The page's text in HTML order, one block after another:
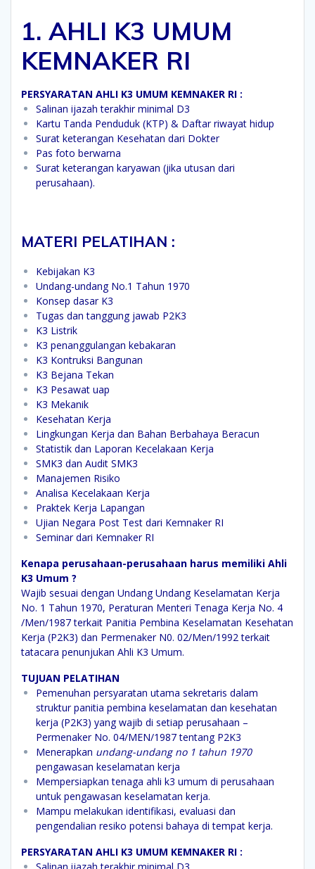
1. AHLI K3 UMUM
KEMNAKER RI
PERSYARATAN AHLI K3 UMUM KEMNAKER RI :
Salinan ijazah terakhir minimal D3
Kartu Tanda Penduduk (KTP) & Daftar riwayat hidup
Surat keterangan Kesehatan dari Dokter
Pas foto berwarna
Surat keterangan karyawan (jika utusan dari
perusahaan).
MATERI PELATIHAN :
Kebijakan K3
Undang-undang No.1 Tahun 1970
Konsep dasar K3
Tugas dan tanggung jawab P2K3
K3 Listrik
K3 penanggulangan kebakaran
K3 Kontruksi Bangunan
K3 Bejana Tekan
K3 Pesawat uap
K3 Mekanik
Kesehatan Kerja
Lingkungan Kerja dan Bahan Berbahaya Beracun
Statistik dan Laporan Kecelakaan Kerja
SMK3 dan Audit SMK3
Manajemen Risiko
Analisa Kecelakaan Kerja
Praktek Kerja Lapangan
Ujian Negara Post Test dari Kemnaker RI
Seminar dari Kemnaker RI
Kenapa perusahaan-perusahaan harus memiliki Ahli
K3 Umum ?
Wajib sesuai dengan Undang Undang Keselamatan Kerja
No. 1 Tahun 1970, Peraturan Menteri Tenaga Kerja No. 4
/Men/1987 terkait Panitia Pembina Keselamatan Kesehatan
Kerja (P2K3) dan Permenaker N0. 02/Men/1992 terkait
tatacara penunjukan Ahli K3 Umum.
TUJUAN PELATIHAN
Pemenuhan persyaratan utama sekretaris dalam
struktur panitia pembina keselamatan dan kesehatan
kerja (P2K3) yang wajib di setiap perusahaan –
Permenaker No. 04/MEN/1987 tentang P2K3
Menerapkan undang-undang no 1 tahun 1970
pengawasan keselamatan kerja
Mempersiapkan tenaga ahli k3 umum di perusahaan
untuk pengawasan keselamatan kerja.
Mampu melakukan identifikasi, evaluasi dan
pengendalian resiko potensi bahaya di tempat kerja.
PERSYARATAN AHLI K3 UMUM KEMNAKER RI :
Salinan ijazah terakhir minimal D3